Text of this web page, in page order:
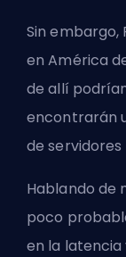
Sin embargo,
en América
de allí
encontrarán
de servidores
Hablando de
poco
en la latencia